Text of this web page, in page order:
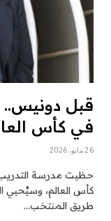
قبل دونيس..
في كأس
26 مايو، 2026
حظيت مدرسة التدريب
كأس العالم، وسيُحيي
طريق المنتخب…